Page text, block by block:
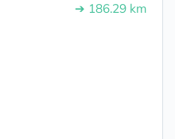
➔ 186.29 km